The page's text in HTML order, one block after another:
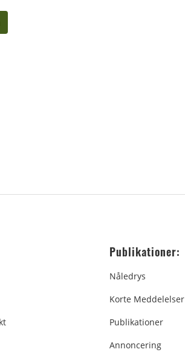
Publikationer:
Nåledrys
Korte Meddelelser
Publikationer
Annoncering